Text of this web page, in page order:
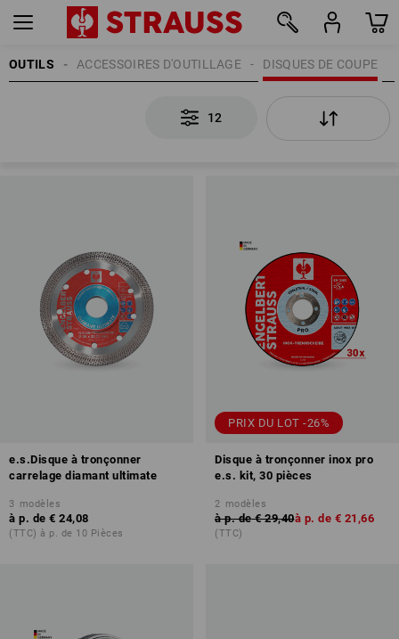
OUTILS DISQUES DE COUPE
ACCESSOIRES D'OUTILLAGE
12
e.s.Disque à tronçonner
carrelage diamant ultimate
3 modèles
à p. de € 24,08
(TTC) à p. de 10 Pièces
PRIX DU LOT -26%
Disque à tronçonner inox pro
e.s. kit, 30 pièces
2 modèles
à p. de € 29,40à p. de € 21,66
(TTC)